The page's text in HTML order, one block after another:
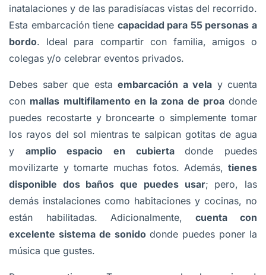
inatalaciones y de las paradisíacas vistas del recorrido.
Esta embarcación tiene capacidad para 55 personas a
bordo. Ideal para compartir con familia, amigos o
colegas y/o celebrar eventos privados.
Debes saber que esta embarcación a vela y cuenta
con mallas multifilamento en la zona de proadonde
puedes recostarte y broncearte o simplemente tomar
los rayos del sol mientras te salpican gotitas de agua
y amplio espacio en cubiertadonde puedes
movilizarte y tomarte muchas fotos. Además, tienes
disponible dos baños que puedes usar; pero, las
demás instalaciones como habitaciones y cocinas, no
están habilitadas. Adicionalmente, cuenta con
excelente sistema de sonidodonde puedes poner la
música que gustes.